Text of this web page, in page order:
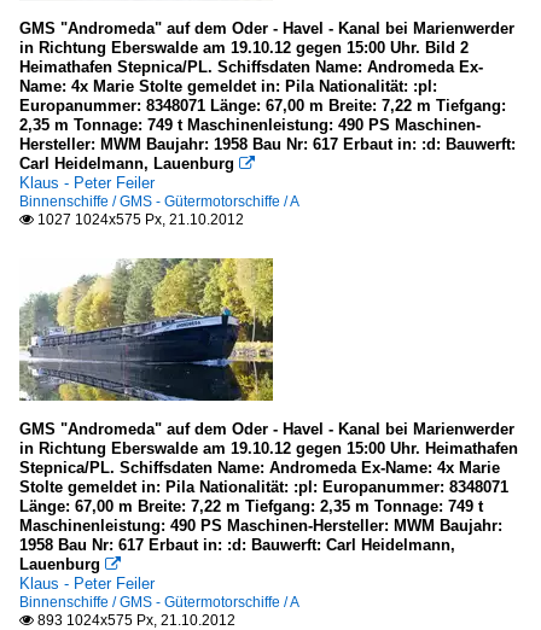
GMS "Andromeda" auf dem Oder - Havel - Kanal bei Marienwerder
in Richtung Eberswalde am 19.10.12 gegen 15:00 Uhr. Bild 2
Heimathafen Stepnica/PL. Schiffsdaten Name: Andromeda Ex-
Name: 4x Marie Stolte gemeldet in: Pila Nationalität: :pl:
Europanummer: 8348071 Länge: 67,00 m Breite: 7,22 m Tiefgang:
2,35 m Tonnage: 749 t Maschinenleistung: 490 PS Maschinen-
Hersteller: MWM Baujahr: 1958 Bau Nr: 617 Erbaut in: :d: Bauwerft:
Carl Heidelmann, Lauenburg 
Klaus - Peter Feiler
Binnenschiffe / GMS - Gütermotorschiffe / A
 1027 1024x575 Px, 21.10.2012
GMS "Andromeda" auf dem Oder - Havel - Kanal bei Marienwerder
in Richtung Eberswalde am 19.10.12 gegen 15:00 Uhr. Heimathafen
Stepnica/PL. Schiffsdaten Name: Andromeda Ex-Name: 4x Marie
Stolte gemeldet in: Pila Nationalität: :pl: Europanummer: 8348071
Länge: 67,00 m Breite: 7,22 m Tiefgang: 2,35 m Tonnage: 749 t
Maschinenleistung: 490 PS Maschinen-Hersteller: MWM Baujahr:
1958 Bau Nr: 617 Erbaut in: :d: Bauwerft: Carl Heidelmann,
Lauenburg 
Klaus - Peter Feiler
Binnenschiffe / GMS - Gütermotorschiffe / A
 893 1024x575 Px, 21.10.2012